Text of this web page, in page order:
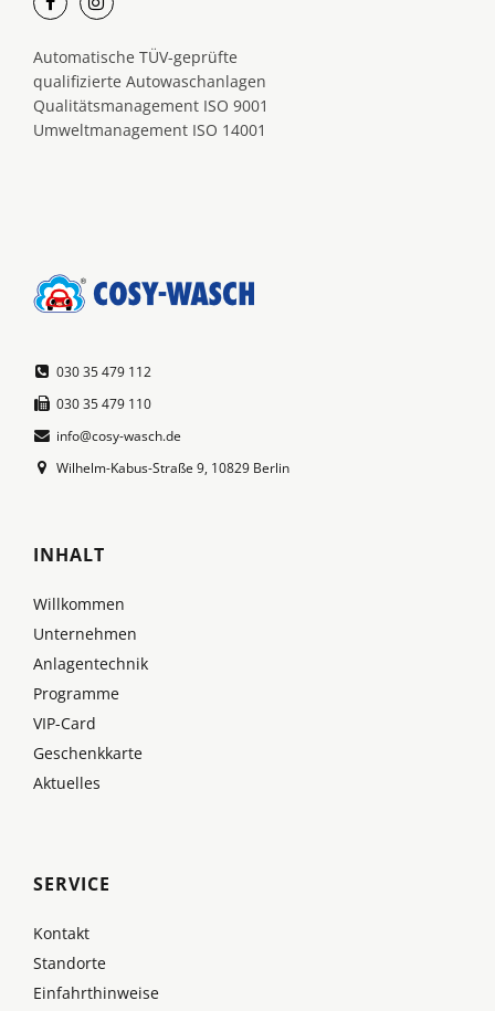
Automatische TÜV-geprüfte
qualifizierte Autowaschanlagen
Qualitätsmanagement ISO 9001
Umweltmanagement ISO 14001
030 35 479 112
030 35 479 110
info@cosy-wasch.de
Wilhelm-Kabus-Straße 9, 10829 Berlin
INHALT
Willkommen
Unternehmen
Anlagentechnik
Programme
VIP-Card
Geschenkkarte
Aktuelles
SERVICE
Kontakt
Standorte
Einfahrthinweise